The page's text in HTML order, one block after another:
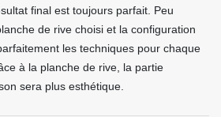
final est toujours parfait. Peu
de rive choisi et la configuration
les techniques pour chaque
à la planche de rive, la partie
sera plus esthétique.